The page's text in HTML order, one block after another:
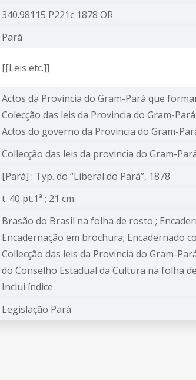
340.98115 P221c 1878 OR
Pará
[[Leis etc.]]
Actos da Provincia do Gram-Pará que
Colecção das leis da Provincia do Gram-
Actos do governo da Provincia do Gram-
Collecção das leis da provincia do Gram-
[Pará] : Typ. do “Liberal do Pará”, 1878
t. 40 pt.1ª ; 21 cm.
Brasão do Brasil na folha de rosto ;
Encadernação em brochura; Encadernado
Collecção das leis da Provincia do Gram-
do Conselho Estadual da Cultura na folha
Inclui índice
Legislação Pará